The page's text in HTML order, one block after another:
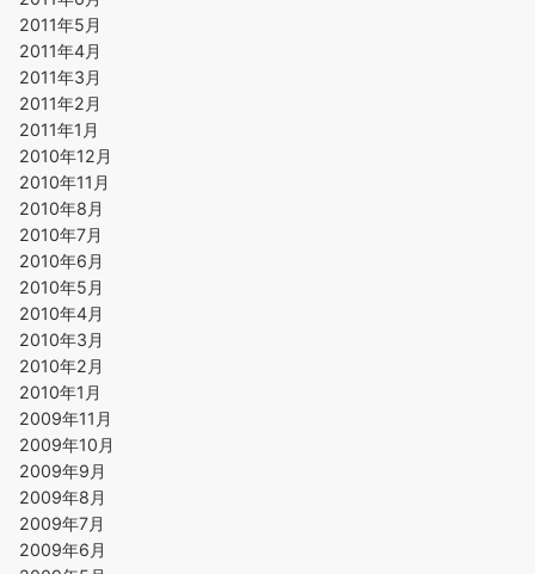
2011年5月
2011年4月
2011年3月
2011年2月
2011年1月
2010年12月
2010年11月
2010年8月
2010年7月
2010年6月
2010年5月
2010年4月
2010年3月
2010年2月
2010年1月
2009年11月
2009年10月
2009年9月
2009年8月
2009年7月
2009年6月